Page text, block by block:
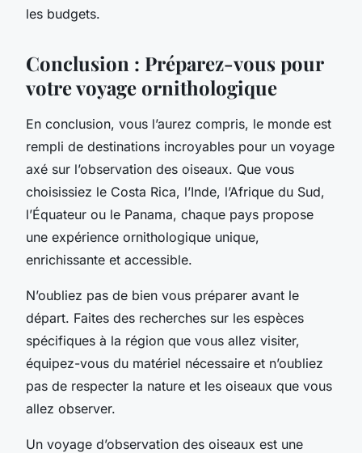
les budgets.
Conclusion : Préparez-vous pour
votre voyage ornithologique
En conclusion, vous l’aurez compris, le monde est
rempli de destinations incroyables pour un voyage
axé sur l’observation des oiseaux. Que vous
choisissiez le Costa Rica, l’Inde, l’Afrique du Sud,
l’Équateur ou le Panama, chaque pays propose
une expérience ornithologique unique,
enrichissante et accessible.
N’oubliez pas de bien vous préparer avant le
départ. Faites des recherches sur les espèces
spécifiques à la région que vous allez visiter,
équipez-vous du matériel nécessaire et n’oubliez
pas de respecter la nature et les oiseaux que vous
allez observer.
Un voyage d’observation des oiseaux est une